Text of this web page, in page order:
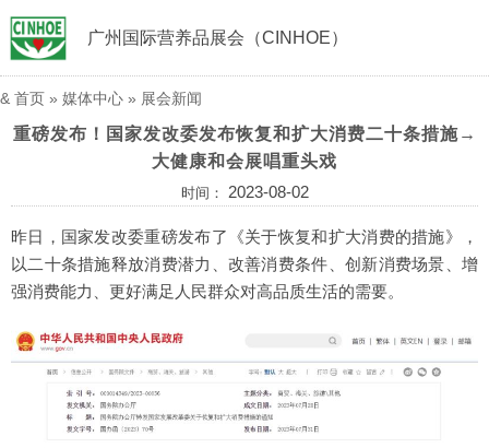
广州国际营养品展会（CINHOE）
& 首页 » 媒体中心 » 展会新闻
重磅发布！国家发改委发布恢复和扩大消费二十条措施→
大健康和会展唱重头戏
时间： 2023-08-02
昨日，国家发改委重磅发布了《关于恢复和扩大消费的措施》，
以二十条措施释放消费潜力、改善消费条件、创新消费场景、增
强消费能力、更好满足人民群众对高品质生活的需要。